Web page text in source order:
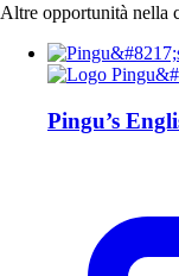
Altre opportunità nella
Pingu’s